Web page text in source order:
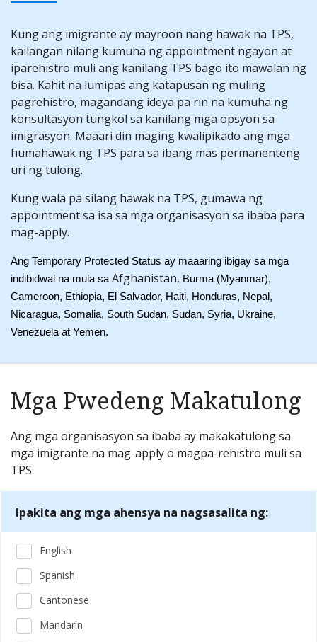
Kung ang imigrante ay mayroon nang hawak na TPS,
kailangan nilang kumuha ng appointment ngayon at
iparehistro muli ang kanilang TPS bago ito mawalan ng
bisa. Kahit na lumipas ang katapusan ng muling
pagrehistro, magandang ideya pa rin na kumuha ng
konsultasyon tungkol sa kanilang mga opsyon sa
imigrasyon. Maaari din maging kwalipikado ang mga
humahawak ng TPS para sa ibang mas permanenteng
uri ng tulong.
Kung wala pa silang hawak na TPS, gumawa ng
appointment sa isa sa mga organisasyon sa ibaba para
mag-apply.
Ang Temporary Protected Status ay maaaring ibigay sa mga
indibidwal na mula sa Afghanistan, Burma (Myanmar),
Cameroon, Ethiopia, El Salvador, Haiti, Honduras, Nepal,
Nicaragua, Somalia, South Sudan, Sudan, Syria, Ukraine,
Venezuela at Yemen.
Mga Pwedeng Makatulong
Ang mga organisasyon sa ibaba ay makakatulong sa
mga imigrante na mag-apply o magpa-rehistro muli sa
TPS.
Ipakita ang mga ahensya na nagsasalita ng:
English
Spanish
Cantonese
Mandarin